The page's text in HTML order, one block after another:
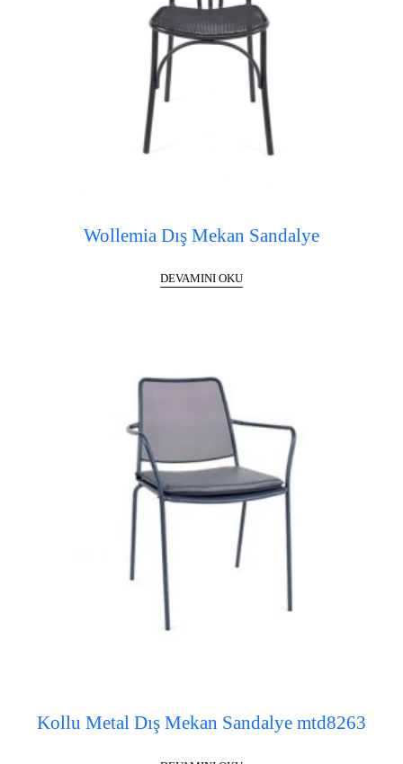
Wollemia Dış Mekan Sandalye
DEVAMINI OKU
Kollu Metal Dış Mekan Sandalye mtd8263